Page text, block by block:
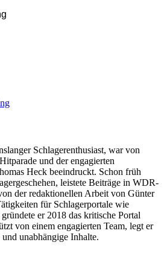
Schlagerenthusiast, war von
und der engagierten
Heck beeindruckt. Schon früh
leistete Beiträge in WDR-
der redaktionellen Arbeit von Günter
für Schlagerportale wie
er 2018 das kritische Portal
von einem engagierten Team, legt er
unabhängige Inhalte.